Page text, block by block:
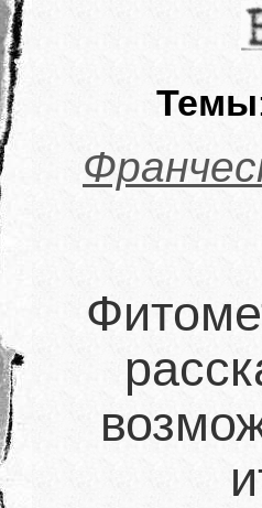
Темы